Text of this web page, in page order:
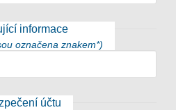
informace
označena znakem*)
účtu